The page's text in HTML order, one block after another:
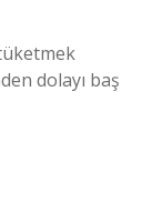
dolayı baş